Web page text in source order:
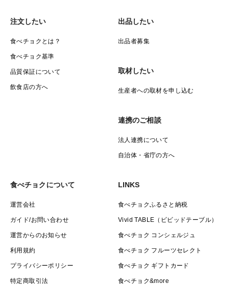
注文したい
食べチョクとは？
食べチョク基準
品質保証について
飲食店の方へ
出品したい
出品者募集
取材したい
生産者への取材を申し込む
連携のご相談
法人連携について
自治体・省庁の方へ
食べチョクについて
運営会社
ガイド/お問い合わせ
運営からのお知らせ
利用規約
プライバシーポリシー
特定商取引法
LINKS
食べチョクふるさと納税
Vivid TABLE（ビビッドテーブル）
食べチョク コンシェルジュ
食べチョク フルーツセレクト
食べチョク ギフトカード
食べチョク&more